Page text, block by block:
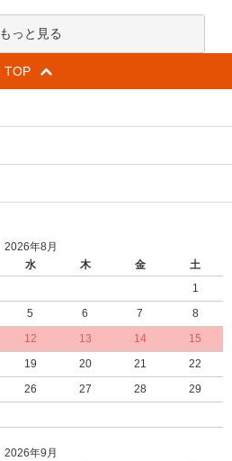
もっと見る
TOP
2026年8月
水 木 金
土
1
5 6 7
8
12 13 14
15
19 20 21
22
26 27 28
29
2026年9月